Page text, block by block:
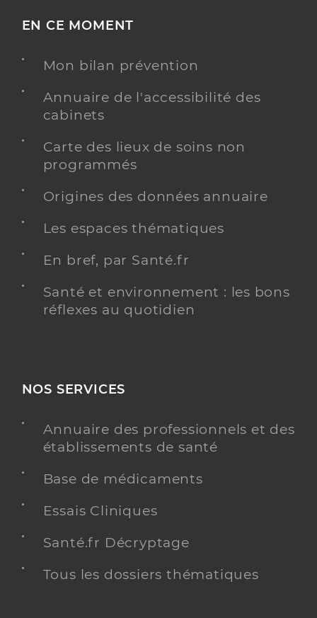
EN CE MOMENT
Mon bilan prévention
Annuaire de l'accessibilité des
cabinets
Carte des lieux de soins non
programmés
Origines des données annuaire
Les espaces thématiques
En bref, par Santé.fr
Santé et environnement : les bons
réflexes au quotidien
NOS SERVICES
Annuaire des professionnels et des
établissements de santé
Base de médicaments
Essais Cliniques
Santé.fr Décryptage
Tous les dossiers thématiques